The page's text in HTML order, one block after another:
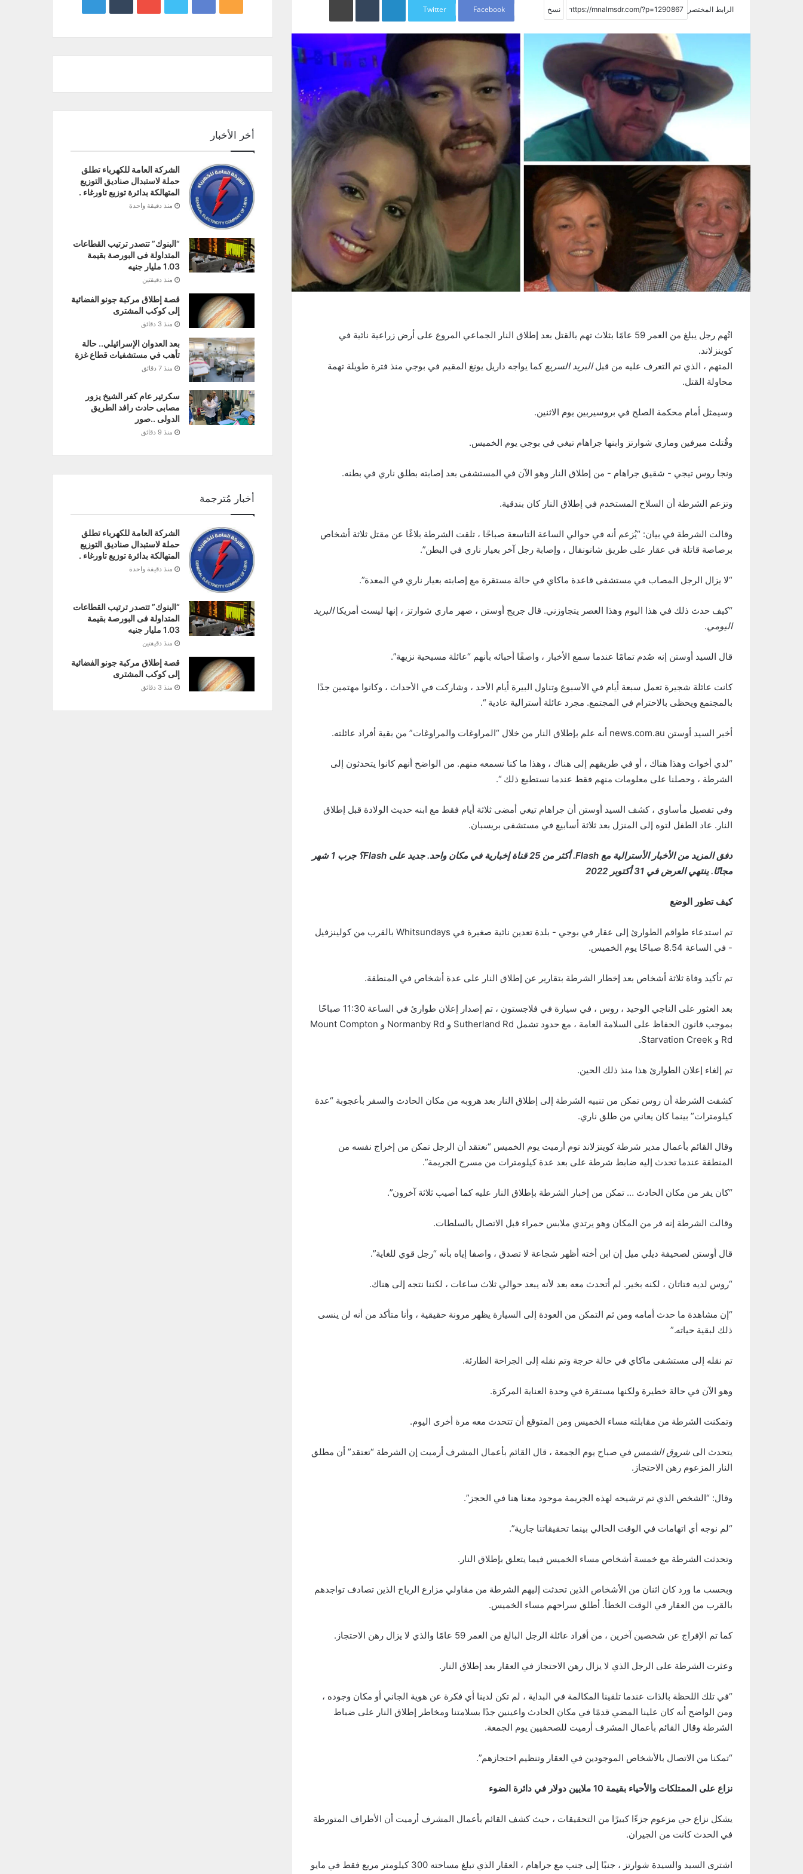
الرابط المختصر Facebook
Twitter
اتُهم رجل يبلغ من العمر 59 عامًا بثلاث تهم بالقتل بعد إطلاق النار الجماعي المروع على أرض زراعية نائية في
كوينزلاند.
المتهم ، الذي تم التعرف عليه من قبلالبريد السريع كما يواجه داريل يونغ المقيم في بوجي منذ فترة طويلة تهمة
محاولة القتل.
وسيمثل أمام محكمة الصلح في بروسيربين يوم الاثنين.
وقُتلت ميرفين وماري شوارتز وابنها جراهام تيغي في بوجي يوم الخميس.
ونجا روس تيجي - شقيق جراهام - من إطلاق النار وهو الآن في المستشفى بعد إصابته بطلق ناري في بطنه.
وتزعم الشرطة أن السلاح المستخدم في إطلاق النار كان بندقية.
وقالت الشرطة في بيان: “يُزعم أنه في حوالي الساعة التاسعة صباحًا ، تلقت الشرطة بلاغًا عن مقتل ثلاثة أشخاص
برصاصة قاتلة في عقار على طريق شانونفال ، وإصابة رجل آخر بعيار ناري في البطن”.
“لا يزال الرجل المصاب في مستشفى قاعدة ماكاي في حالة مستقرة مع إصابته بعيار ناري في المعدة”.
“كيف حدث ذلك في هذا اليوم وهذا العصر يتجاوزني. قال جريج أوستن ، صهر ماري شوارتز ، إنها ليست أمريكاالبريد
اليومي.
قال السيد أوستن إنه صُدم تمامًا عندما سمع الأخبار ، واصفًا أحبائه بأنهم “عائلة مسيحية نزيهة”.
كانت عائلة شجيرة تعمل سبعة أيام في الأسبوع وتناول البيرة أيام الأحد ، وشاركت في الأحداث ، وكانوا مهتمين جدًا
بالمجتمع ويحظى بالاحترام في المجتمع. مجرد عائلة أسترالية عادية “.
أخبر السيد أوستن news.com.au أنه علم بإطلاق النار من خلال “المراوغات والمراوغات” من بقية أفراد عائلته.
“لدي أخوات وهذا هناك ، أو في طريقهم إلى هناك ، وهذا ما كنا نسمعه منهم. من الواضح أنهم كانوا يتحدثون إلى
الشرطة ، وحصلنا على معلومات منهم فقط عندما نستطيع ذلك “.
وفي تفصيل مأساوي ، كشف السيد أوستن أن جراهام تيغي أمضى ثلاثة أيام فقط مع ابنه حديث الولادة قبل إطلاق
النار. عاد الطفل لتوه إلى المنزل بعد ثلاثة أسابيع في مستشفى بريسبان.
دفق المزيد من الأخبار الأسترالية مع Flash. أكثر من 25 قناة إخبارية في مكان واحد. جديد على Flash؟ جرب 1 شهر
مجانًا. ينتهي العرض في 31 أكتوبر 2022
كيف تطور الوضع
تم استدعاء طواقم الطوارئ إلى عقار في بوجي - بلدة تعدين نائية صغيرة في Whitsundays بالقرب من كولينزفيل
- في الساعة 8.54 صباحًا يوم الخميس.
تم تأكيد وفاة ثلاثة أشخاص بعد إخطار الشرطة بتقارير عن إطلاق النار على عدة أشخاص في المنطقة.
بعد العثور على الناجي الوحيد ، روس ، في سيارة في فلاجستون ، تم إصدار إعلان طوارئ في الساعة 11:30 صباحًا
بموجب قانون الحفاظ على السلامة العامة ، مع حدود تشمل Sutherland Rd و Normanby Rd ​​و Mount Compton
Rd و Starvation Creek.
تم إلغاء إعلان الطوارئ هذا منذ ذلك الحين.
كشفت الشرطة أن روس تمكن من تنبيه الشرطة إلى إطلاق النار بعد هروبه من مكان الحادث والسفر بأعجوبة “عدة
كيلومترات” بينما كان يعاني من طلق ناري.
وقال القائم بأعمال مدير شرطة كوينزلاند توم أرميت يوم الخميس “نعتقد أن الرجل تمكن من إخراج نفسه من
المنطقة عندما تحدث إليه ضابط شرطة على بعد عدة كيلومترات من مسرح الجريمة”.
“كان يفر من مكان الحادث … تمكن من إخبار الشرطة بإطلاق النار عليه كما أصيب ثلاثة آخرون”.
وقالت الشرطة إنه فر من المكان وهو يرتدي ملابس حمراء قبل الاتصال بالسلطات.
قال أوستن لصحيفة ديلي ميل إن ابن أخته أظهر شجاعة لا تصدق ، واصفا إياه بأنه “رجل قوي للغاية”.
“روس لديه فتاتان ، لكنه بخير. لم أتحدث معه بعد لأنه يبعد حوالي ثلاث ساعات ، لكننا نتجه إلى هناك.
“إن مشاهدة ما حدث أمامه ومن ثم التمكن من العودة إلى السيارة يظهر مرونة حقيقية ، وأنا متأكد من أنه لن ينسى
ذلك لبقية حياته.”
تم نقله إلى مستشفى ماكاي في حالة حرجة وتم نقله إلى الجراحة الطارئة.
وهو الآن في حالة خطيرة ولكنها مستقرة في وحدة العناية المركزة.
وتمكنت الشرطة من مقابلته مساء الخميس ومن المتوقع أن تتحدث معه مرة أخرى اليوم.
يتحدث الى شروق الشمس في صباح يوم الجمعة ، قال القائم بأعمال المشرف أرميت إن الشرطة “تعتقد” أن مطلق
النار المزعوم رهن الاحتجاز.
وقال: “الشخص الذي تم ترشيحه لهذه الجريمة موجود معنا هنا في الحجز”.
“لم نوجه أي اتهامات في الوقت الحالي بينما تحقيقاتنا جارية”.
وتحدثت الشرطة مع خمسة أشخاص مساء الخميس فيما يتعلق بإطلاق النار.
وبحسب ما ورد كان اثنان من الأشخاص الذين تحدثت إليهم الشرطة من مقاولي مزارع الرياح الذين تصادف تواجدهم
بالقرب من العقار في الوقت الخطأ. أطلق سراحهم مساء الخميس.
كما تم الإفراج عن شخصين آخرين ، من أفراد عائلة الرجل البالغ من العمر 59 عامًا والذي لا يزال رهن الاحتجاز.
وعثرت الشرطة على الرجل الذي لا يزال رهن الاحتجاز في العقار بعد إطلاق النار.
“في تلك اللحظة بالذات عندما تلقينا المكالمة في البداية ، لم تكن لدينا أي فكرة عن هوية الجاني أو مكان وجوده ،
ومن الواضح أنه كان علينا المضي قدمًا في مكان الحادث واعينين جدًا بسلامتنا ومخاطر إطلاق النار على ضباط
الشرطة وقال القائم بأعمال المشرف أرميت للصحفيين يوم الجمعة.
“تمكنا من الاتصال بالأشخاص الموجودين في العقار وتنظيم احتجازهم”.
نزاع على الممتلكات والأحياء بقيمة 10 ملايين دولار في دائرة الضوء
يشكل نزاع حي مزعوم جزءًا كبيرًا من التحقيقات ، حيث كشف القائم بأعمال المشرف أرميت أن الأطراف المتورطة
في الحدث كانت من الجيران.
اشترى السيد والسيدة شوارتز ، جنبًا إلى جنب مع جراهام ، العقار الذي تبلغ مساحته 300 كيلومتر مربع فقط في مايو
أخر الأخبار
الشركة العامة للكهرباء تطلق
حملة لاستبدال صناديق التوزيع
المتهالكة بدائرة توزيع تاورغاء .
منذ دقيقة واحدة
“البنوك” تتصدر ترتيب القطاعات
المتداولة فى البورصة بقيمة
1.03 مليار جنيه
منذ دقيقتين
قصة إطلاق مركبة جونو الفضائية
إلى كوكب المشترى
منذ 3 دقائق
بعد العدوان الإسرائيلي.. حالة
تأهب في مستشفيات قطاع غزة
منذ 7 دقائق
سكرتير عام كفر الشيخ يزور
مصابى حادث رافد الطريق
الدولى ..صور
منذ 9 دقائق
أخبار مُترجمة
الشركة العامة للكهرباء تطلق
حملة لاستبدال صناديق التوزيع
المتهالكة بدائرة توزيع تاورغاء .
منذ دقيقة واحدة
“البنوك” تتصدر ترتيب القطاعات
المتداولة فى البورصة بقيمة
1.03 مليار جنيه
منذ دقيقتين
قصة إطلاق مركبة جونو الفضائية
إلى كوكب المشترى
منذ 3 دقائق